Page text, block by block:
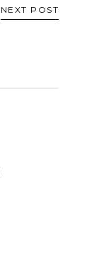
NEXT POST